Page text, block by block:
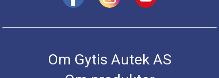
Om Gytis Autek AS